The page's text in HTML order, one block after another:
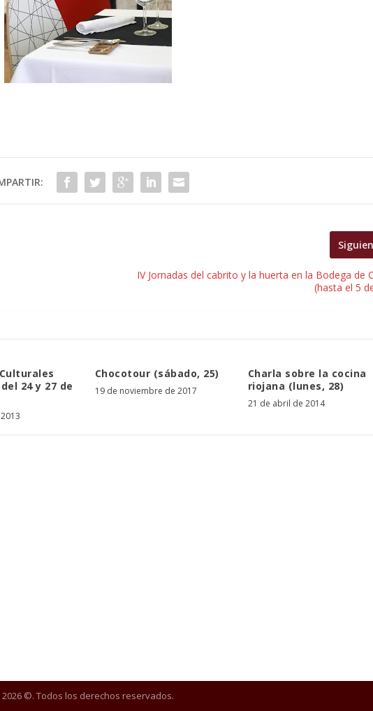
IV Jornadas del cabrito y la huerta en la Bodega de
(hasta el 5
24 y 27 de
Chocotour (sábado, 25)
19 de noviembre de 2017
Charla sobre la cocina
riojana (lunes, 28)
21 de abril de 2014
2026 ©. Todos los derechos reservados.